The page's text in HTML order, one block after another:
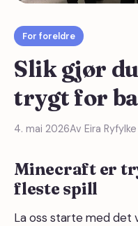
For foreldre
Slik gjør
trygt for
4. mai 2026Av Eira Ryfylke
Minecraft er
fleste spill
La oss starte med det